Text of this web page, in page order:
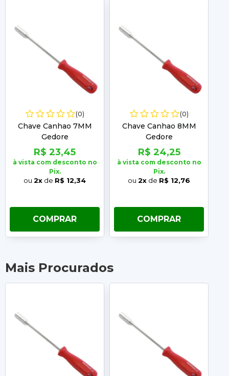
(0)
Chave Canhao 7MM
Gedore
R$ 23,45
à vista com desconto no
Pix.
ou 2x de R$ 12,34
COMPRAR
(0)
Chave Canhao 8MM
Gedore
R$ 24,25
à vista com desconto no
Pix.
ou 2x de R$ 12,76
COMPRAR
Mais Procurados